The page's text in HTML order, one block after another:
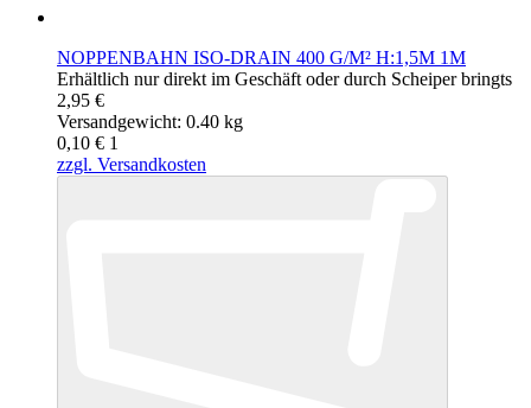
NOPPENBAHN ISO-DRAIN 400 G/M² H:1,5M 1M
Erhältlich nur direkt im Geschäft oder durch Scheiper bringts
2,95 €
Versandgewicht: 0.40 kg
0,10 € 1
zzgl. Versandkosten